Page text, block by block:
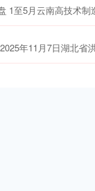
1至5月云南高技术制
年11月7日湖北省